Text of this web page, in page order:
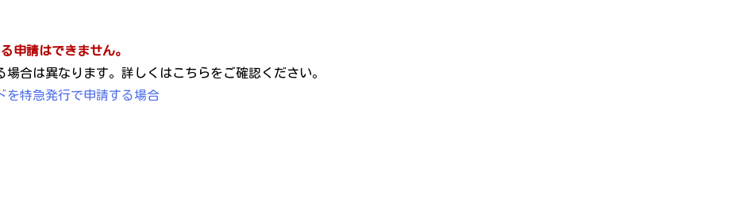
申請はできません。
合は異なります。詳しくはこちらをご確認ください。
を特急発行で申請する場合